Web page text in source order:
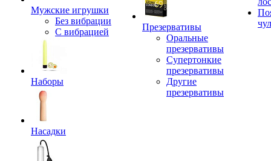
Мужские игрушки
Без вибрации
С вибрацией
Наборы
Насадки
Презервативы
Оральные
презервативы
Супертонкие
презервативы
Другие
презервативы